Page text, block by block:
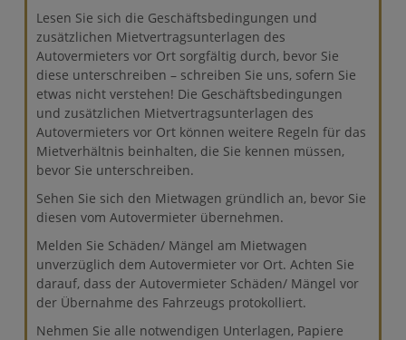
Lesen Sie sich die Geschäftsbedingungen und
zusätzlichen Mietvertragsunterlagen des
Autovermieters vor Ort sorgfältig durch, bevor Sie
diese unterschreiben – schreiben Sie uns, sofern Sie
etwas nicht verstehen! Die Geschäftsbedingungen
und zusätzlichen Mietvertragsunterlagen des
Autovermieters vor Ort können weitere Regeln für das
Mietverhältnis beinhalten, die Sie kennen müssen,
bevor Sie unterschreiben.
Sehen Sie sich den Mietwagen gründlich an, bevor Sie
diesen vom Autovermieter übernehmen.
Melden Sie Schäden/ Mängel am Mietwagen
unverzüglich dem Autovermieter vor Ort. Achten Sie
darauf, dass der Autovermieter Schäden/ Mängel vor
der Übernahme des Fahrzeugs protokolliert.
Nehmen Sie alle notwendigen Unterlagen, Papiere